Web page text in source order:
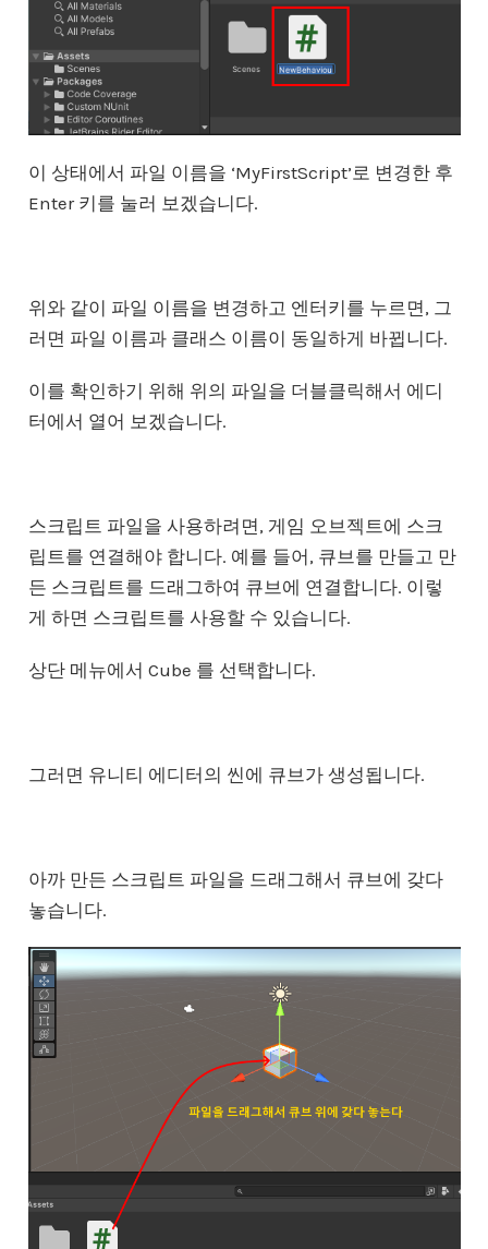
이 상태에서 파일 이름을 ‘MyFirstScript’로 변경한 후
Enter 키를 눌러 보겠습니다.
위와 같이 파일 이름을 변경하고 엔터키를 누르면, 그
러면 파일 이름과 클래스 이름이 동일하게 바뀝니다.
이를 확인하기 위해 위의 파일을 더블클릭해서 에디
터에서 열어 보겠습니다.
스크립트 파일을 사용하려면, 게임 오브젝트에 스크
립트를 연결해야 합니다. 예를 들어, 큐브를 만들고 만
든 스크립트를 드래그하여 큐브에 연결합니다. 이렇
게 하면 스크립트를 사용할 수 있습니다.
상단 메뉴에서 Cube 를 선택합니다.
그러면 유니티 에디터의 씬에 큐브가 생성됩니다.
아까 만든 스크립트 파일을 드래그해서 큐브에 갖다
놓습니다.